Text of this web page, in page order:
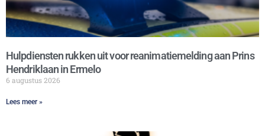
Hulpdiensten rukken uit voor reanimatiemelding aan Prins
Hendriklaan in Ermelo
6 augustus 2026
Lees meer »